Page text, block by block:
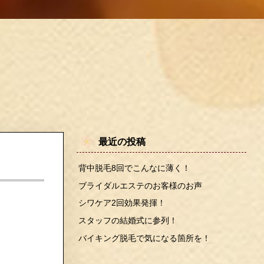
最近の投稿
背中脱毛8回でこんなに薄く！
ブライダルエステのお客様のお声
シワケア2回効果発揮！
スタッフの結婚式に参列！
バイキング脱毛で気になる箇所を！